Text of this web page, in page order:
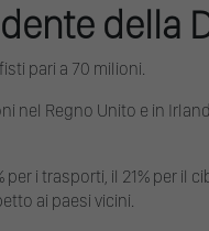
della
pari a 70 milioni.
Regno Unito e in
i trasporti, il 21% per il
ai paesi vicini.